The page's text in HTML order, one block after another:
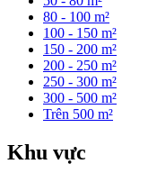
80 - 100 m²
100 - 150 m²
150 - 200 m²
200 - 250 m²
250 - 300 m²
300 - 500 m²
Trên 500 m²
Khu vực